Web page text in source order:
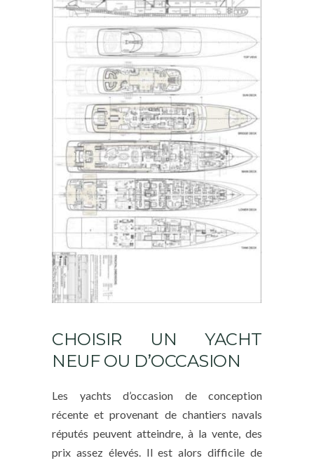
CHOISIR UN YACHT
NEUF OU D’OCCASION
Les yachts d’occasion de conception
récente et provenant de chantiers navals
réputés peuvent atteindre, à la vente, des
prix assez élevés. Il est alors difficile de